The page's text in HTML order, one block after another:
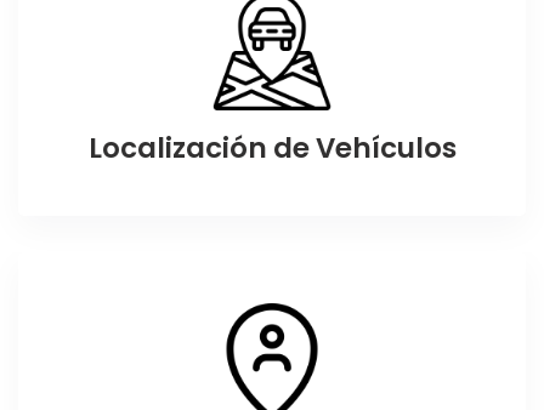
Localización de Vehículos